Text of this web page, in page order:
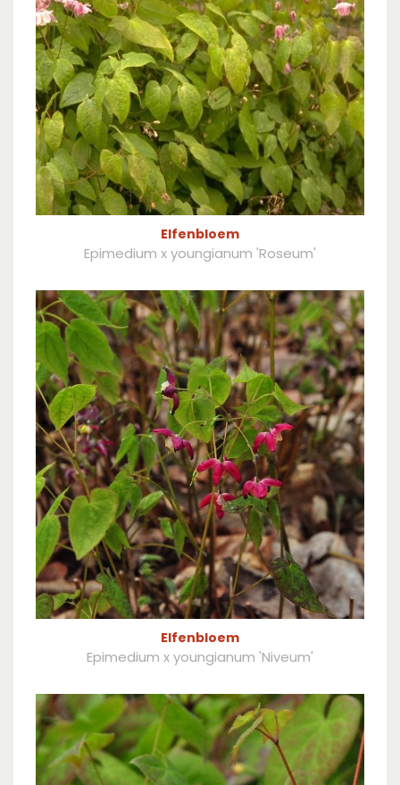
Elfenbloem
Epimedium x youngianum 'Roseum'
Elfenbloem
Epimedium x youngianum 'Niveum'